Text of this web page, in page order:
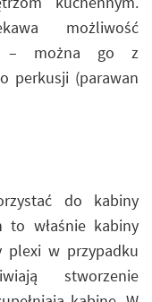
możliwość
– można go z
perkusji (parawan
do kabiny
to właśnie kabiny
plexi w przypadku
stworzenie